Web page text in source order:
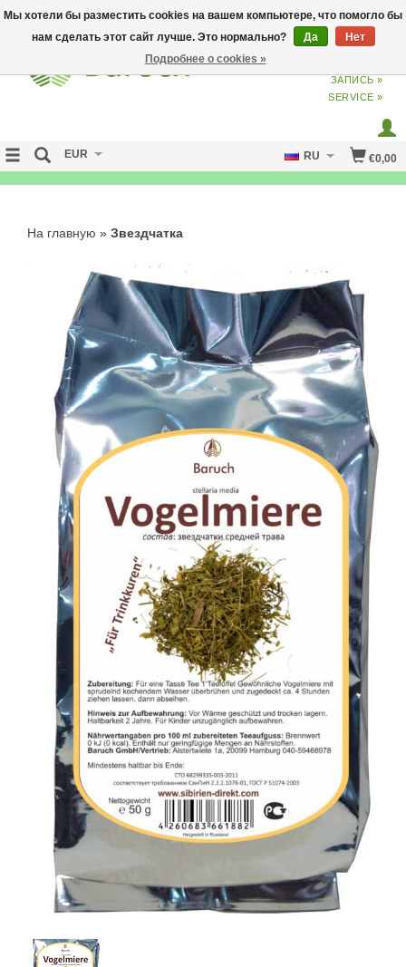
ВХОДИЗ
ЗАПИСЬ »
SERVICE »
€0,00
EUR RU
На главную » Звездчатка
Мы хотели бы разместить cookies на вашем компьютере, что помогло бы
нам сделать этот сайт лучше. Это нормально?
Да
Нет
Подробнее о cookies »